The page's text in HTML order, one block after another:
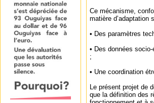
Ce mécanisme,
matière d’adaptation
• Des paramètres
• Des données
;
• Une coordination
Le présent projet de
que la définition des